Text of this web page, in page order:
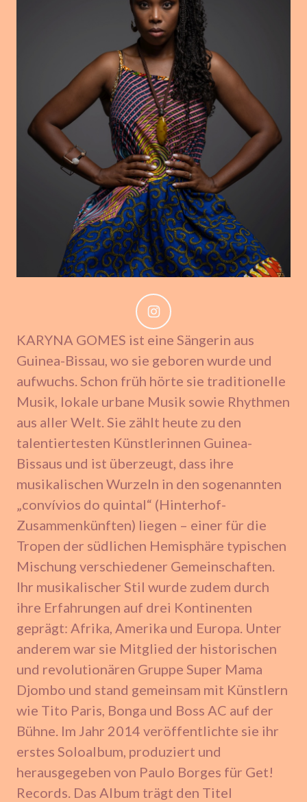
KARYNA GOMES ist eine Sängerin aus
Guinea-Bissau, wo sie geboren wurde und
aufwuchs. Schon früh hörte sie traditionelle
Musik, lokale urbane Musik sowie Rhythmen
aus aller Welt. Sie zählt heute zu den
talentiertesten Künstlerinnen Guinea-
Bissaus und ist überzeugt, dass ihre
musikalischen Wurzeln in den sogenannten
„convívios do quintal“ (Hinterhof-
Zusammenkünften) liegen – einer für die
Tropen der südlichen Hemisphäre typischen
Mischung verschiedener Gemeinschaften.
Ihr musikalischer Stil wurde zudem durch
ihre Erfahrungen auf drei Kontinenten
geprägt: Afrika, Amerika und Europa. Unter
anderem war sie Mitglied der historischen
und revolutionären Gruppe Super Mama
Djombo und stand gemeinsam mit Künstlern
wie Tito Paris, Bonga und Boss AC auf der
Bühne. Im Jahr 2014 veröffentlichte sie ihr
erstes Soloalbum, produziert und
herausgegeben von Paulo Borges für Get!
Records. Das Album trägt den Titel